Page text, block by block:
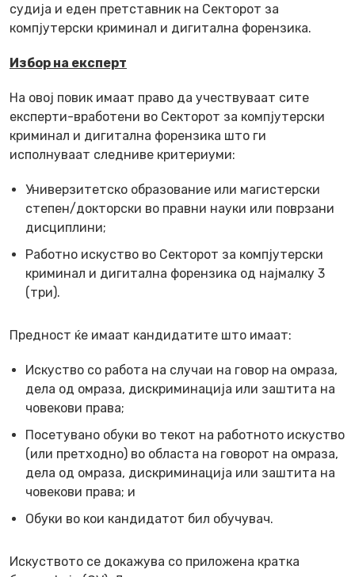
судија и еден претставник на Секторот за
компјутерски криминал и дигитална форензика.
Избор на експерт
На овој повик имаат право да учествуваат сите
експерти-вработени во Секторот за компјутерски
криминал и дигитална форензика што ги
исполнуваат следниве критериуми:
Универзитетско образование или магистерски
степен/докторски во правни науки или поврзани
дисциплини;
Работно искуство во Секторот за компјутерски
криминал и дигитална форензика од најмалку 3
(три).
Предност ќе имаат кандидатите што имаат:
Искуство со работа на случаи на говор на омраза,
дела од омраза, дискриминација или заштита на
човекови права;
Посетувано обуки во текот на работното искуство
(или претходно) во областа на говорот на омраза,
дела од омраза, дискриминација или заштита на
човекови права; и
Обуки во кои кандидатот бил обучувач.
Искуството се докажува со приложена кратка